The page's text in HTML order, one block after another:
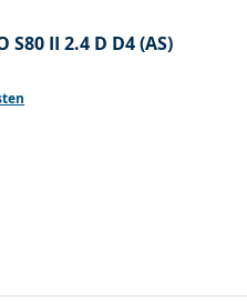
II 2.4 D D4 (AS)